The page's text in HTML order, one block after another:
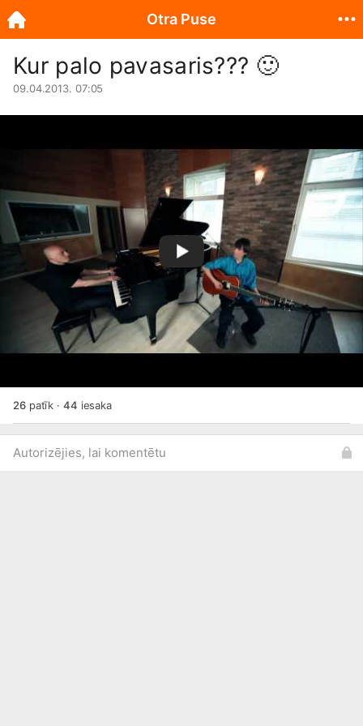
Kur palo pavasaris??? 🙂
09.04.2013. 07:05
26patīk · 44 iesaka
Autorizējies, lai komentētu
Otra Puse